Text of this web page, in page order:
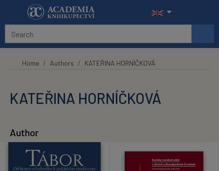
Skip to main content
Home Authors KATEŘINA HORNÍČKOVÁ
KATEŘINA HORNÍČKOVÁ
Author